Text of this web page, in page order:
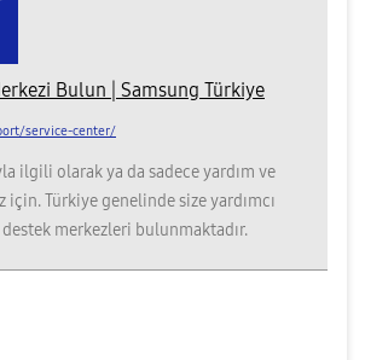
Bulun | Samsung Türkiye
service-center/
ilgili olarak ya da sadece yardım ve
için. Türkiye genelinde size yardımcı
merkezleri bulunmaktadır.